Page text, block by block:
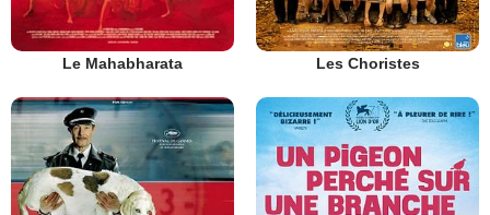
Le Mahabharata Les Choristes